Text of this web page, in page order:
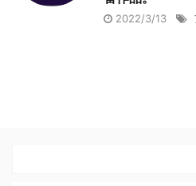
2022/3/13